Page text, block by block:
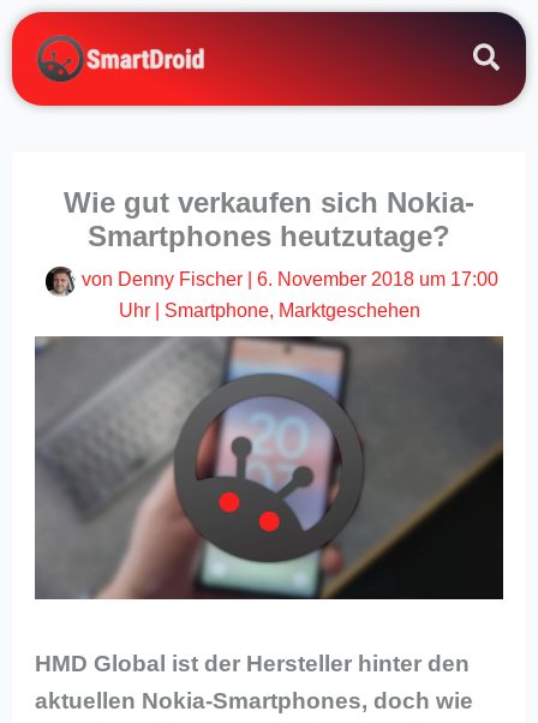
Zum
Inhalt
springen
Wie gut verkaufen sich Nokia-
Smartphones heutzutage?
von Denny Fischer
6. November 2018 um 17:00
Uhr| Smartphone, Marktgeschehen
HMD Global ist der Hersteller hinter den
aktuellen Nokia-Smartphones, doch wie